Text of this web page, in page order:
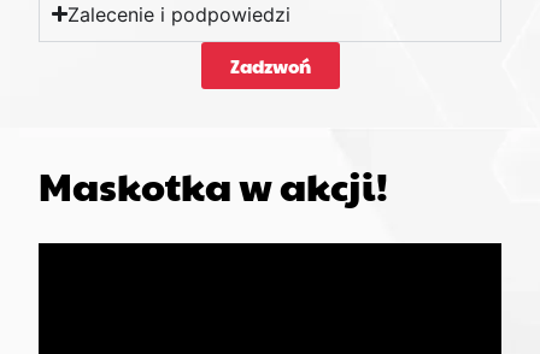
Zalecenie i podpowiedzi
Zadzwoń
Maskotka w akcji!